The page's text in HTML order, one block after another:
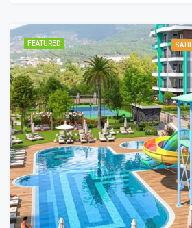
FEATURED